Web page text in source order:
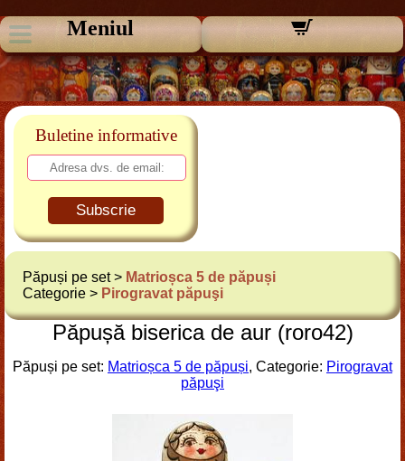
Meniul
Buletine informative
Subscrie
Păpuși pe set > Matrioșca 5 de păpuși
Categorie > Pirogravat păpuşi
Păpușă biserica de aur (roro42)
Păpuși pe set: Matrioșca 5 de păpuși, Categorie: Pirogravat
păpuşi